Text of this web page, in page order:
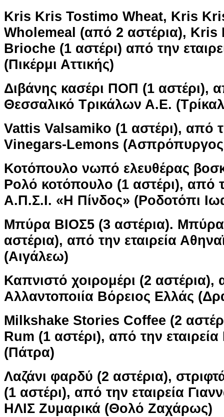
Kris Kris Tostimo Wheat, Kris
Wholemeal (από 2 αστέρια),
Brioche (1 αστέρι) από την
(Πικέρμι Αττικής)
Διβάνης κασέρι ΠΟΠ (1 αστέρι),
Θεσσαλικό Τρικάλων Α.Ε.
Vattis Valsamiko (1 αστέρι), από
Vinegars-Lemons (Ασπρόπυργος
Κοτόπουλο νωπό ελευθέρας
Ρολό κοτόπουλο (1 αστέρι), από
Α.Π.Σ.Ι. «Η Πίνδος» (Ροδοτόπι
Μπύρα ΒΙΟΣ5 (3 αστέρια).
αστέρια), από την εταιρεία
(Αιγάλεω)
Καπνιστό χοιρομέρι (2 αστέρια),
Αλλαντοποιία Βόρειος Ελλάς
Milkshake Stories Coffee (2
Rum (1 αστέρι), από την
(Πάτρα)
Λαζάνι φαρδύ (2 αστέρια),
(1 αστέρι), από την εταιρεία
ΗΛΙΣ Ζυμαρικά (Θολό Ζαχάρως)